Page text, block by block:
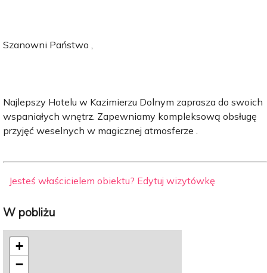
Szanowni Państwo ,
Najlepszy Hotelu w Kazimierzu Dolnym zaprasza do swoich
wspaniałych wnętrz. Zapewniamy kompleksową obsługę
przyjęć weselnych w magicznej atmosferze .
Jesteś właścicielem obiektu? Edytuj wizytówkę
W pobliżu
+
−